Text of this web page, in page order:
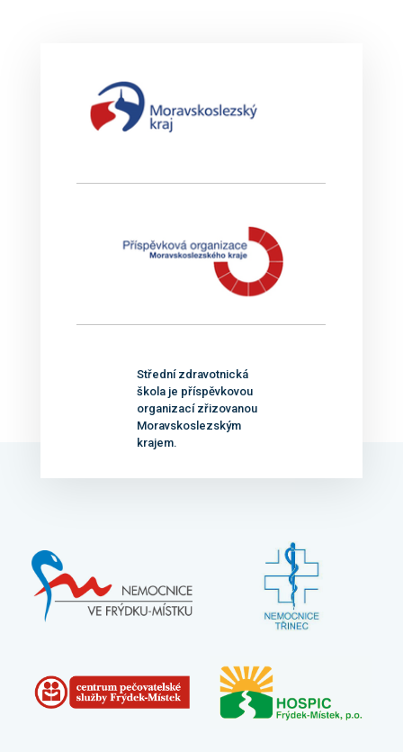
Střední zdravotnická
škola je příspěvkovou
organizací zřizovanou
Moravskoslezským
krajem.